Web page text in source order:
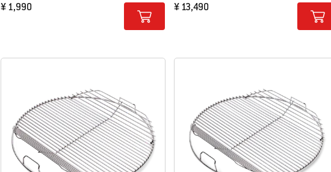
¥ 1,990
¥ 13,490